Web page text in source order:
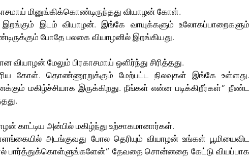
மினுங்கிக்கொண்டிருந்தது வியாழன் கோள்.
இடம் வியாழன். இங்கே வாயுக்களும் உலோகப்பாறைகளும்
போதே பலகை வியாழனில் இறங்கியது.
மேலும் பிரகாசமாய் ஒளிர்ந்து சிரித்தது.
கோள். தொண்ணூறுக்கும் மேற்பட்ட நிலவுகள் இங்கே உள்ளது.
மகிழ்ச்சியாக இருக்கிறது. நீங்கள் என்ன படிக்கிறீர்கள்” நீண்ட
காட்டிய அன்பில் மகிழ்ந்து உற்சாகமானார்கள்.
உள்ளங்கையில் அடங்குவது போல தெரியும் வியாழன் உங்கள் பூமியைவிட
பார்த்துக்கொள்ளுங்களேன்” தேவதை சொன்னதை கேட்டு வியப்பாக